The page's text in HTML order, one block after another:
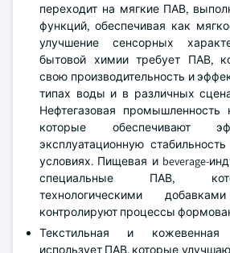
переходит на мягкие ПАВ,
функций, обеспечивая как
улучшение сенсорных
бытовой химии требует ПАВ,
свою производительность и
типах воды и в различных
Нефтегазовая
которые обеспечивают
эксплуатационную
условиях. Пищевая и beverage-
специальные ПАВ,
технологическими
контролируют процессы
Текстильная и кожевенная
использует ПАВ, которые